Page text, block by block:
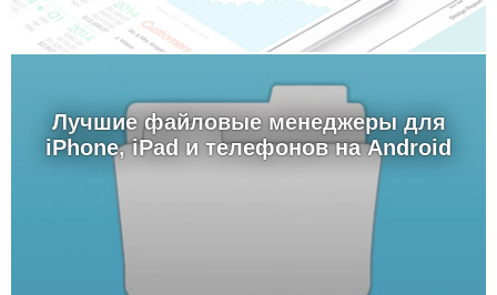
Лучшие файловые менеджеры для
iPhone, iPad и телефонов на Android